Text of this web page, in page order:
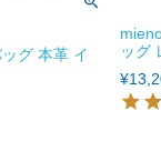
グ 本革 イ
ッグ
¥